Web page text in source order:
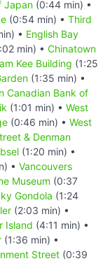
Japan (0:44 min) •
(0:54 min) • Third
• English Bay
min) • Chinatown
Kee Building (1:25
(1:35 min) •
Canadian Bank of
(1:01 min) • West
(0:46 min) • West
& Denman
(1:20 min) •
• Vancouvers
Museum (0:37
Gondola (1:24
(2:03 min) •
Island (4:11 min) •
(1:36 min) •
Street (0:39